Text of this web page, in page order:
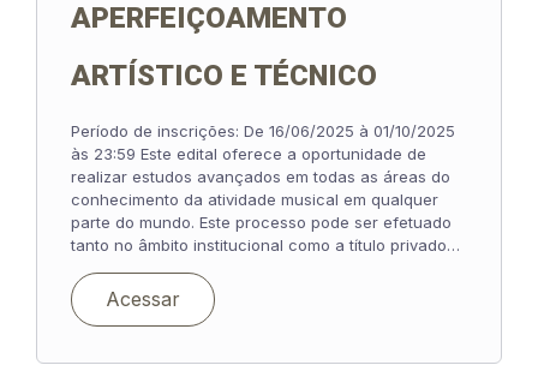
APERFEIÇOAMENTO
ARTÍSTICO E TÉCNICO
Período de inscrições: De 16/06/2025 à 01/10/2025
às 23:59 Este edital oferece a oportunidade de
realizar estudos avançados em todas as áreas do
conhecimento da atividade musical em qualquer
parte do mundo. Este processo pode ser efetuado
tanto no âmbito institucional como a título privado…
Acessar